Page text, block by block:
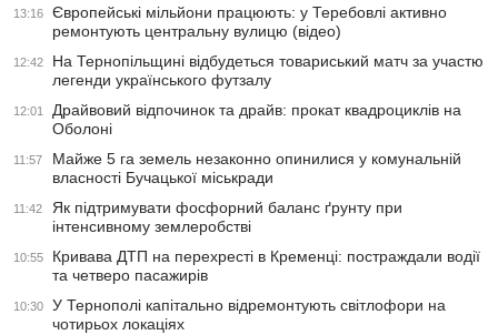
13:16
Європейські мільйони працюють: у Теребовлі активно
ремонтують центральну вулицю (відео)
12:42
На Тернопільщині відбудеться товариський матч за участю
легенди українського футзалу
12:01
Драйвовий відпочинок та драйв: прокат квадроциклів на
Оболоні
11:57
Майже 5 га земель незаконно опинилися у комунальній
власності Бучацької міськради
11:42
Як підтримувати фосфорний баланс ґрунту при
інтенсивному землеробстві
10:55
Кривава ДТП на перехресті в Кременці: постраждали водії
та четверо пасажирів
10:30
У Тернополі капітально відремонтують світлофори на
чотирьох локаціях